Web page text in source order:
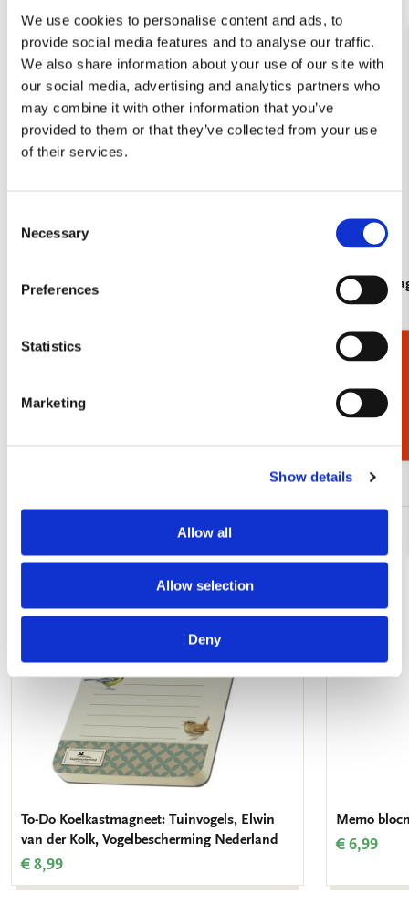
We use cookies to personalise content and ads, to
provide social media features and to analyse our traffic.
We also share information about your use of our site with
our social media, advertising and analytics partners who
may combine it with other information that you’ve
provided to them or that they’ve collected from your use
of their services.
Selection
Necessary
Preferences
Statistics
Marketing
Show details
Allow all
Allow selection
Deny
aan
verlanglijst
Kaartenmapje met env, vierkant: Seasons
Weijers
€ 3,50
Bekijk alles van Angelique Weijers
aan
To-Do Koelkastmagneet: Tuinvogels, Elwin
van der Kolk, Vogelbescherming Nederland
€ 8,99
Memo
€ 6,99
Cadeaukiezer